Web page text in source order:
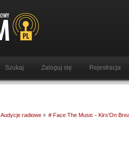
Szukaj Zaloguj się Rejestracja
Audycje radiowe» # Face The Music - Kirs'On